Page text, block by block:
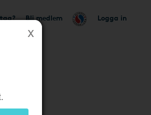
Bli medlem Logga in